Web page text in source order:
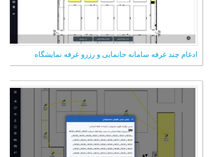
ادغام چند غرفه سامانه جانمایی و رزرو غرفه نمایشگاه